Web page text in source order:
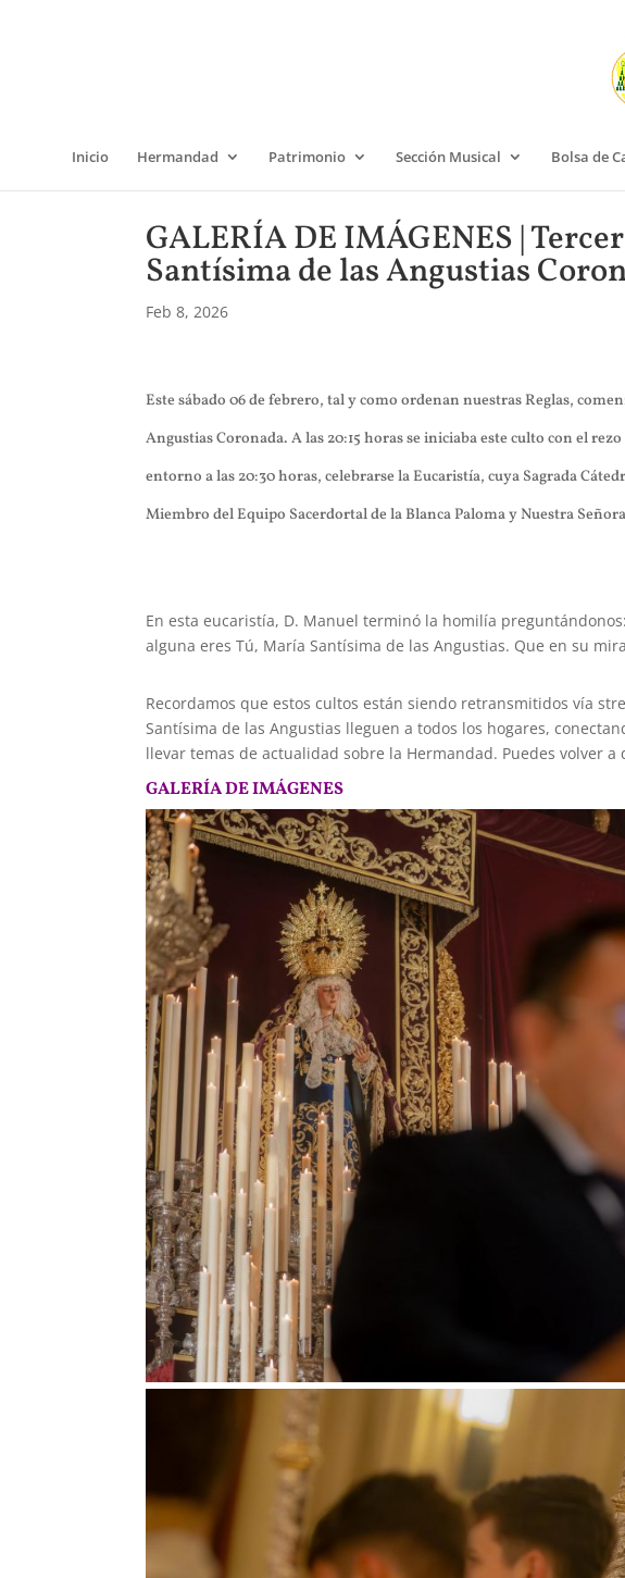
Inicio Hermandad Patrimonio Sección Musical Bolsa de
GALERÍA DE IMÁGENES |
Santísima de las Angustias
Feb 8, 2026
Este sábado 06 de febrero, tal y como ordenan nuestras Reglas,
Angustias Coronada. A las 20:15 horas se iniciaba este culto con el
entorno a las 20:30 horas, celebrarse la Eucaristía, cuya Sagrada
Miembro del Equipo Sacerdortal de la Blanca Paloma y Nuestra
En esta eucaristía, D. Manuel terminó la homilía
alguna eres Tú, María Santísima de las Angustias. Que en su
Recordamos que estos cultos están siendo retransmitidos vía
Santísima de las Angustias lleguen a todos los hogares,
llevar temas de actualidad sobre la Hermandad. Puedes volver
GALERÍA DE IMÁGENES